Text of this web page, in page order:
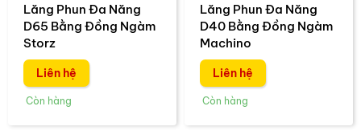
Lăng Phun Đa Năng
D65 Bằng Đồng Ngàm
Storz
Liên hệ
Lăng Phun Đa Năng
D40 Bằng Đồng Ngàm
Machino
Liên hệ